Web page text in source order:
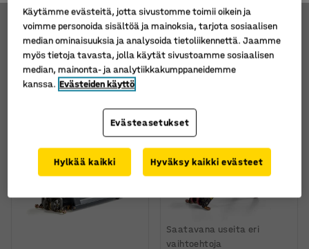
Suodatus Lajittele
2 tuotetta
Saatavana useita eri
vaihtoehtoja
Käytämme evästeitä, jotta sivustomme toimii oikein ja
voimme personoida sisältöä ja mainoksia, tarjota sosiaalisen
median ominaisuuksia ja analysoida tietoliikennettä. Jaamme
myös tietoja tavasta, jolla käytät sivustoamme sosiaalisen
median, mainonta- ja analytiikkakumppaneidemme
kanssa. Evästeiden käyttö
Evästeasetukset
Hylkää kaikki Hyväksy kaikki evästeet